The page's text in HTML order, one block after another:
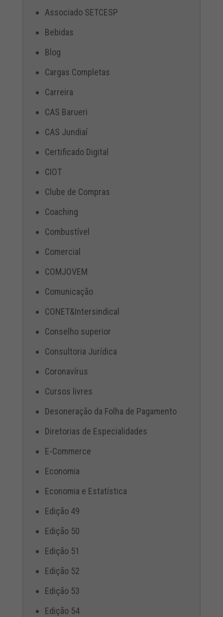
Associado SETCESP
Bebidas
Blog
Cargas Completas
Carreira
CAS Barueri
CAS Jundiaí
Certificado Digital
CIOT
Clube de Compras
Coaching
Combustível
Comercial
COMJOVEM
Comunicação
CONET&Intersindical
Conselho superior
Consultoria Jurídica
Coronavírus
Cursos livres
Desoneração da Folha de Pagamento
Diretorias de Especialidades
E-Commerce
Economia
Economia e Estatística
Edição 49
Edição 50
Edição 51
Edição 52
Edição 53
Edição 54